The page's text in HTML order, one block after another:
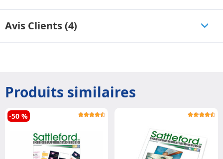
Avis Clients (4)
Produits similaires
-50 %